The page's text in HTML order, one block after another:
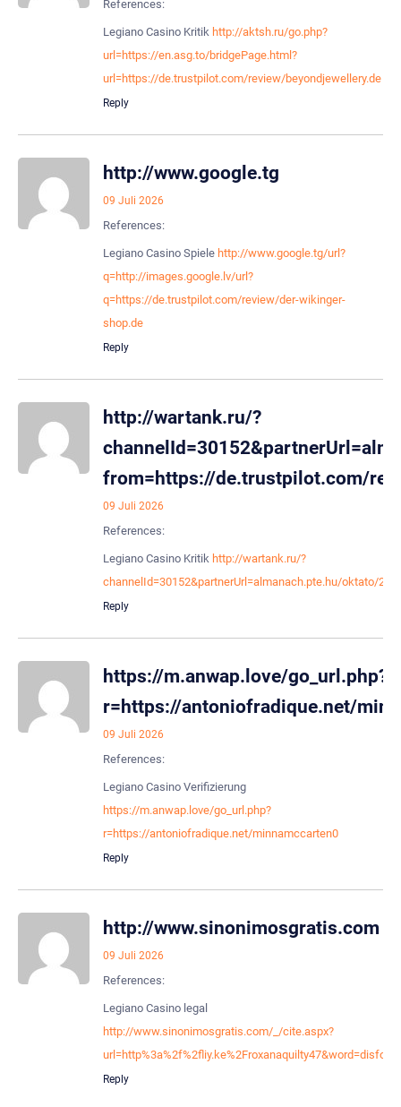
References:
Legiano Casino Kritik http://aktsh.ru/go.php?
url=https://en.asg.to/bridgePage.html?
url=https://de.trustpilot.com/review/beyondjewellery.de
Reply
http://www.google.tg
09 Juli 2026
References:
Legiano Casino Spiele http://www.google.tg/url?
q=http://images.google.lv/url?
q=https://de.trustpilot.com/review/der-wikinger-
shop.de
Reply
http://wartank.ru/?
from=https://de.trustpilot.com/
09 Juli 2026
References:
Legiano Casino Kritik http://wartank.ru/?
channelId=30152&partnerUrl=almanach.pte.hu/oktato/
Reply
https://m.anwap.love/go_url.php?
r=https://antoniofradique.net/
09 Juli 2026
References:
Legiano Casino Verifizierung
https://m.anwap.love/go_url.php?
r=https://antoniofradique.net/minnamccarten0
Reply
http://www.sinonimosgratis.com
09 Juli 2026
References:
Legiano Casino legal
http://www.sinonimosgratis.com/_/cite.aspx?
Reply